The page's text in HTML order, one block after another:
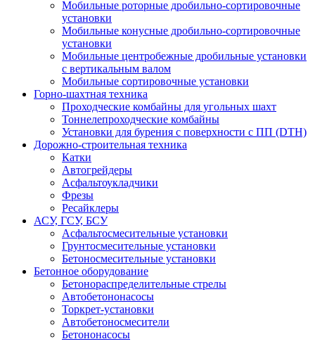
Мобильные роторные дробильно-сортировочные
установки
Мобильные конусные дробильно-сортировочные
установки
Мобильные центробежные дробильные установки
с вертикальным валом
Мобильные сортировочные установки
Горно-шахтная техника
Проходческие комбайны для угольных шахт
Тоннелепроходческие комбайны
Установки для бурения с поверхности с ПП (DTH)
Дорожно-строительная техника
Катки
Автогрейдеры
Асфальтоукладчики
Фрезы
Ресайклеры
АСУ, ГСУ, БСУ
Асфальтосмесительные установки
Грунтосмесительные установки
Бетоносмесительные установки
Бетонное оборудование
Бетонораспределительные стрелы
Автобетононасосы
Торкрет-установки
Автобетоносмесители
Бетононасосы